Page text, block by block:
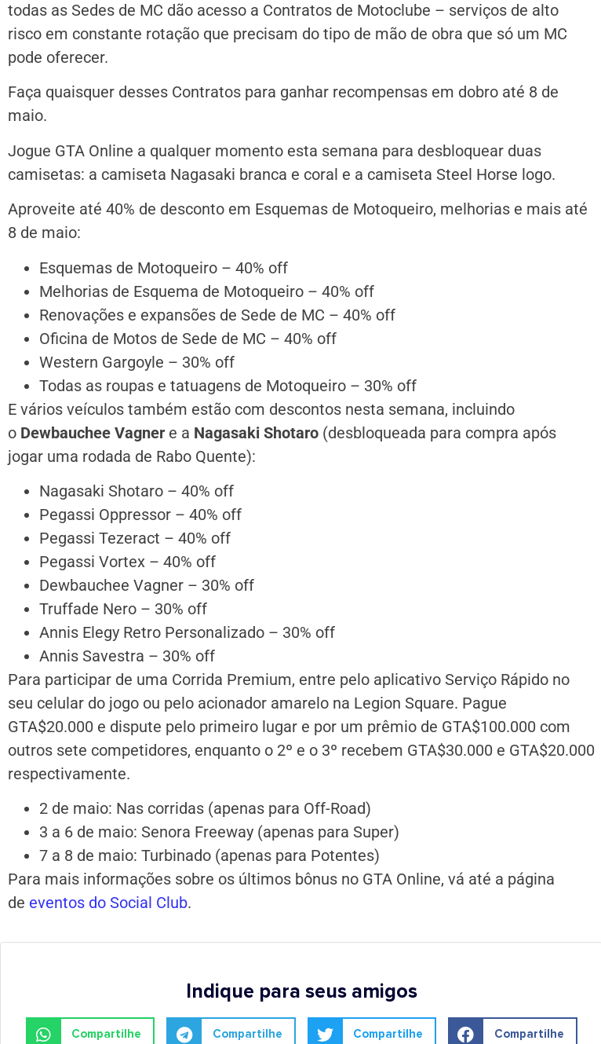
todas as Sedes de MC dão acesso a Contratos de Motoclube – serviços de alto
risco em constante rotação que precisam do tipo de mão de obra que só um MC
pode oferecer.
Faça quaisquer desses Contratos para ganhar recompensas em dobro até 8 de
maio.
Jogue GTA Online a qualquer momento esta semana para desbloquear duas
camisetas: a camiseta Nagasaki branca e coral e a camiseta Steel Horse logo.
Aproveite até 40% de desconto em Esquemas de Motoqueiro, melhorias e mais até
8 de maio:
Esquemas de Motoqueiro – 40% off
Melhorias de Esquema de Motoqueiro – 40% off
Renovações e expansões de Sede de MC – 40% off
Oficina de Motos de Sede de MC – 40% off
Western Gargoyle – 30% off
Todas as roupas e tatuagens de Motoqueiro – 30% off
E vários veículos também estão com descontos nesta semana, incluindo
o Dewbauchee Vagner e a Nagasaki Shotaro (desbloqueada para compra após
jogar uma rodada de Rabo Quente):
Nagasaki Shotaro – 40% off
Pegassi Oppressor – 40% off
Pegassi Tezeract – 40% off
Pegassi Vortex – 40% off
Dewbauchee Vagner – 30% off
Truffade Nero – 30% off
Annis Elegy Retro Personalizado – 30% off
Annis Savestra – 30% off
Para participar de uma Corrida Premium, entre pelo aplicativo Serviço Rápido no
seu celular do jogo ou pelo acionador amarelo na Legion Square. Pague
GTA$20.000 e dispute pelo primeiro lugar e por um prêmio de GTA$100.000 com
outros sete competidores, enquanto o 2º e o 3º recebem GTA$30.000 e GTA$20.000
respectivamente.
2 de maio: Nas corridas (apenas para Off-Road)
3 a 6 de maio: Senora Freeway (apenas para Super)
7 a 8 de maio: Turbinado (apenas para Potentes)
Para mais informações sobre os últimos bônus no GTA Online, vá até a página
de eventos do Social Club.
Indique para seus amigos
Compartilhe Compartilhe Compartilhe Compartilhe